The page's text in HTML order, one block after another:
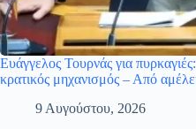
Ευάγγελος Τουρνάς για
κρατικός μηχανισμός – Από
9 Αυγούστου, 2026